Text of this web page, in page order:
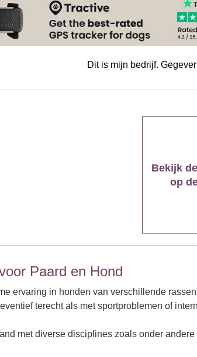
Dit is mijn bedrijf.
Bekijk
op
Paard en Hond
ervaring in honden van verschillende
terecht als met sportproblemen of
met diverse disciplines zoals onder